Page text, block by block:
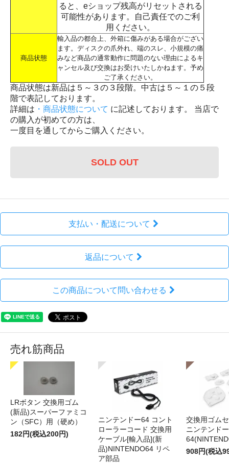
ると、eショップ残高がリセットされる
可能性があります。自己責任でのご利
用ください。
商品状態
輸入品の都合上、外箱に傷みがある場合がござい
ます。ディスクの爪外れ、端のスレ、小規模の痛
みなど商品の通常動作に問題のない理由によるキ
ャンセル及び交換はお受けいたしかねます。予め
ご了承ください。
商品状態は新品は５～３の３段階。中古は５～１の５段
階で表記しております。
詳細は ・商品状態について に記述しております。 当店で
の購入が初めての方は、
一度目を通してからご購入ください。
SOLD OUT
支払い・配送について
返品について
この商品について問い合わせる
売れ筋商品
LRボタン 交換用ゴム
(新品)スーパーファミコ
ン（SFC）用（硬め）
182円(税込200円)
ニンテンドー64 コント
ローラーコード 交換用
ケーブル[輸入品](新
品)NINTENDO64 リペ
ア部品
交換用ゴム
ニンテンドー
908円(税込